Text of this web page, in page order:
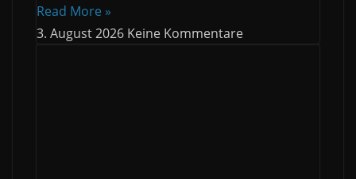
Read More »
3. August 2026 Keine Kommentare